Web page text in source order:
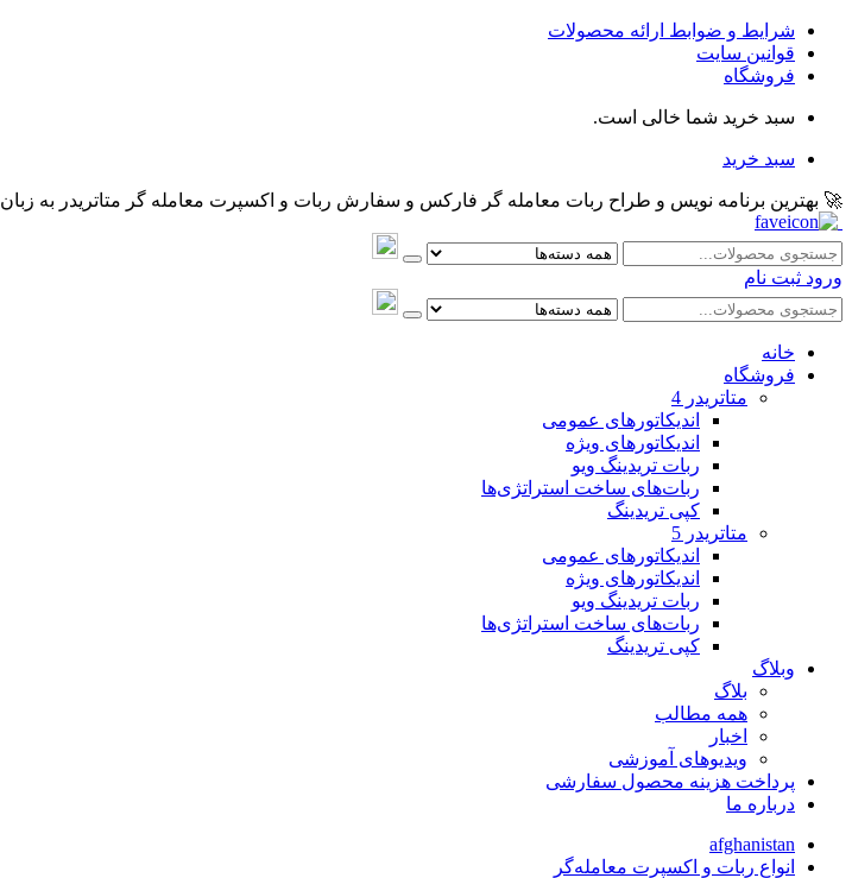
شرایط و ضوابط ارائه محصولات
قوانین سایت
فروشگاه
سبد خرید شما خالی است.
سبد خرید
🚀 بهترین برنامه نویس و طراح ربات معامله گر فارکس و سفارش ربات و اکسپرت معامله گر متاتریدر به زبان MQL4 و MQL5 | متااکسپرت
ورود ثبت نام
خانه
فروشگاه
متاتريدر 4
اندیکاتورهای عمومی
اندیکاتورهای ویژه
ربات تریدینگ ویو
ربات‌های ساخت استراتژی‌ها
کپی تریدینگ
متاتريدر 5
اندیکاتورهای عمومی
اندیکاتورهای ویژه
ربات تریدینگ ویو
ربات‌های ساخت استراتژی‌ها
کپی تریدینگ
وبلاگ
بلاگ
همه مطالب
اخبار
ویدیوهای آموزشی
پرداخت هزینه محصول سفارشی
درباره ما
afghanistan
انواع ربات و اکسپرت معامله‌گر